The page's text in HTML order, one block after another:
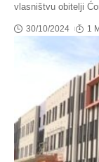
vlasništvu obitelji
30/10/2024 1